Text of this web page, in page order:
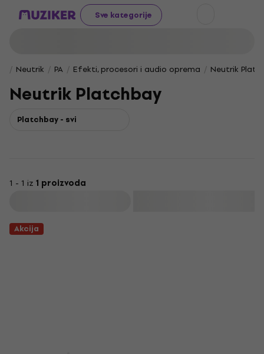
Sve kategorije
Neutrik PA Efekti, procesori i audio oprema Neutrik
Neutrik Platchbay
Platchbay - svi
1 - 1 iz 1 proizvoda
Akcija